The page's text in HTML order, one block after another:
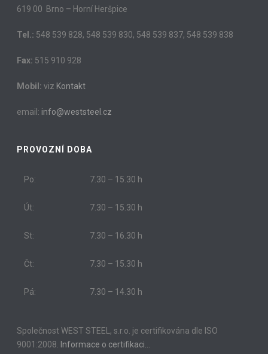
619 00 Brno – Horní Heršpice
Tel.: 548 539 828, 548 539 830, 548 539 837, 548 539 838
Fax: 515 910 928
Mobil: viz Kontakt
email: info@weststeel.cz
PROVOZNÍ DOBA
Po: 7.30 – 15.30 h
Út: 7.30 – 15.30 h
St: 7.30 – 16.30 h
Čt: 7.30 – 15.30 h
Pá: 7.30 – 14.30 h
Společnost WEST STEEL, s.r.o. je certifikována dle ISO
9001:2008. Informace o certifikaci…